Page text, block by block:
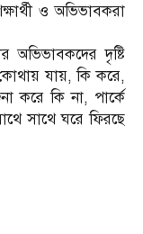
ও অভিভাবকরা
অভিভাবকদের দৃষ্টি
যায়, কি করে,
করে কি না, পার্কে
সাথে ঘরে ফিরছে